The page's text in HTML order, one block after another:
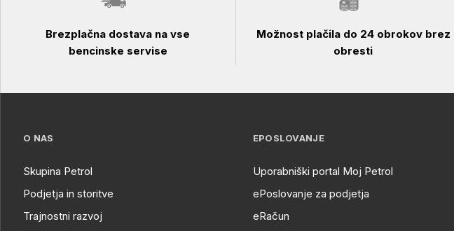
Brezplačna dostava na vse
bencinske servise
Možnost plačila do 24 obrokov brez
obresti
O NAS
Skupina Petrol
Podjetja in storitve
Trajnostni razvoj
EPOSLOVANJE
Uporabniški portal Moj Petrol
ePoslovanje za podjetja
eRačun